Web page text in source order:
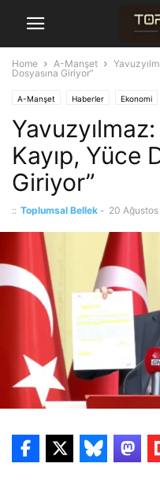
Home A-Manşet
Dosyasına Giriyor”
A-Manşet Haberler Ekonomi
Kayıp, Yüce
Giriyor”
:: Toplumsal Bellek - 20